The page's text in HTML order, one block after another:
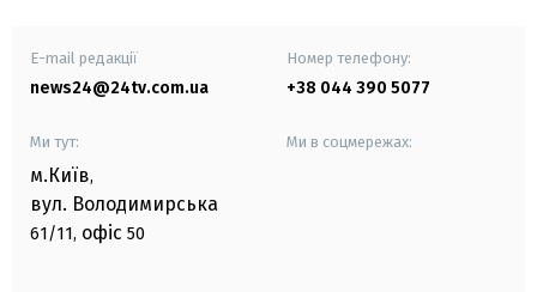
E-mail редакції
news24@24tv.com.ua
Номер телефону:
+38 044 390 5077
Ми тут:
м.Київ,
вул. Володимирська
61/11, офіс 50
Ми в соцмережах: